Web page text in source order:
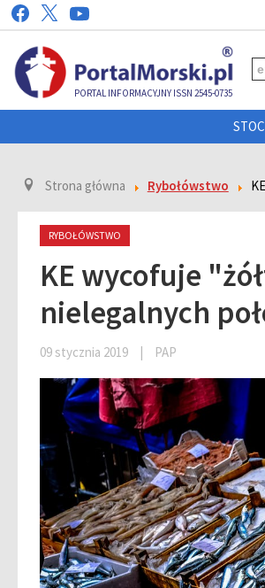
PORTAL INFORMACYJNY ISSN 2545-0735
Strona główna Rybołówstwo
RYBOŁÓWSTWO
KE wycofuje
nielegalnych
09 stycznia 2019 | PAP